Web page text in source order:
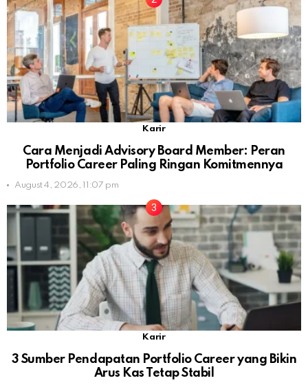
Karir
Cara Menjadi Advisory Board Member: Peran
Portfolio Career Paling Ringan Komitmennya
August 4, 2026, 11:07 pm
Karir
3 Sumber Pendapatan Portfolio Career yang Bikin
Arus Kas Tetap Stabil